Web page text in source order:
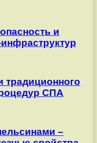
и
традиционного
СПА
–